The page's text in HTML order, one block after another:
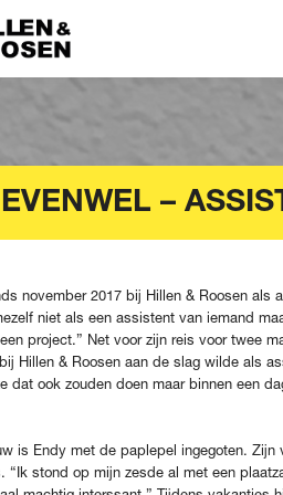
–
november 2017 bij Hillen & Roosen als
niet als een assistent van iemand
project.” Net voor zijn reis voor twee
Hillen & Roosen aan de slag wilde als
dat ook zouden doen maar binnen een
is Endy met de paplepel ingegoten.
“Ik stond op mijn zesde al met een